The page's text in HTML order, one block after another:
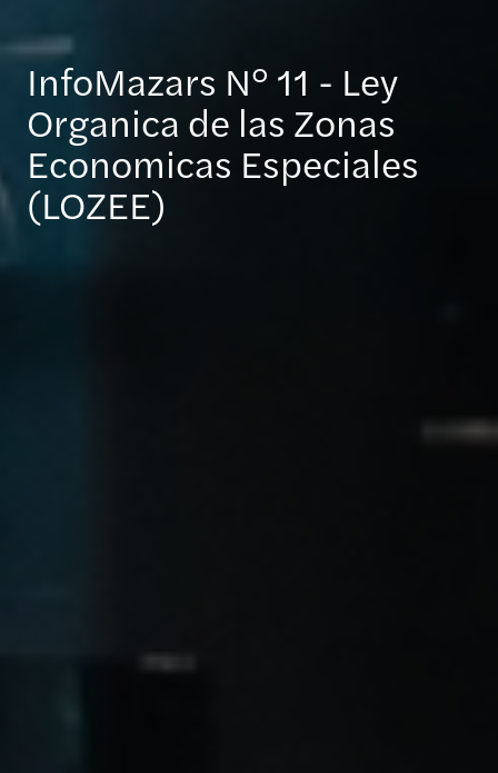
InfoMazars N° 11 - Ley
Organica de las Zonas
Economicas Especiales
(LOZEE)